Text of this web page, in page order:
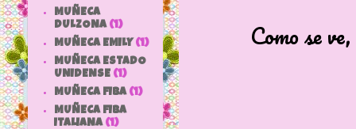
Como se
MUÑECA
DULZONA (1)
MUÑECA EMILY (1)
MUÑECA ESTADO
UNIDENSE (1)
MUÑECA FIBA (1)
MUÑECA FIBA
ITALIANA (1)